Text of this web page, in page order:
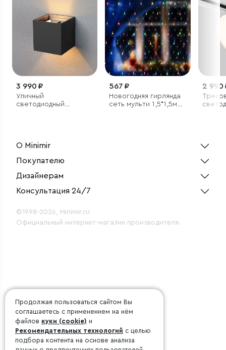
3 990 ₽
Уличный
светодиодный
567 ₽
Новогодняя гирлянда
сеть мульти 1,5*1,5м
2 990
О Minimir
Покупателю
Дизайнерам
Консультация 24/7
©1998-2026, Minimir.ru
Официальный интернет-магазин производителя.
Продолжая пользоваться сайтом Вы
соглашаетесь с применением на нём
файлов куки (cookie) и
Рекомендательных технологий с целью
подбора контента на основе анализа